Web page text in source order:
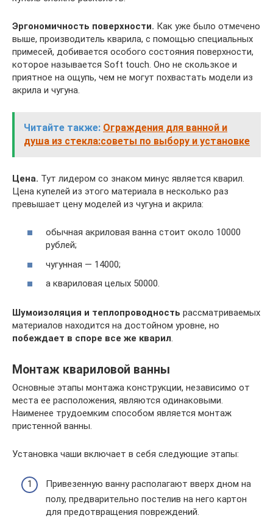
Эргономичность поверхности. Как уже было отмечено
выше, производитель кварила, с помощью специальных
примесей, добивается особого состояния поверхности,
которое называется Soft touch. Оно не скользкое и
приятное на ощупь, чем не могут похвастать модели из
акрила и чугуна.
Читайте также: Ограждения для ванной и
душа из стекла:советы по выбору и установке
Цена. Тут лидером со знаком минус является кварил.
Цена купелей из этого материала в несколько раз
превышает цену моделей из чугуна и акрила:
обычная акриловая ванна стоит около 10000
рублей;
чугунная — 14000;
а квариловая целых 50000.
Шумоизоляция и теплопроводность рассматриваемых
материалов находится на достойном уровне, но
побеждает в споре все же кварил.
Монтаж квариловой ванны
Основные этапы монтажа конструкции, независимо от
места ее расположения, являются одинаковыми.
Наименее трудоемким способом является монтаж
пристенной ванны.
Установка чаши включает в себя следующие этапы:
Привезенную ванну располагают вверх дном на
полу, предварительно постелив на него картон
для предотвращения повреждений.